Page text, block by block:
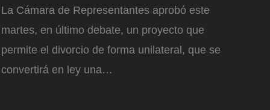
La Cámara de Representantes aprobó este
martes, en último debate, un proyecto que
permite el divorcio de forma unilateral, que se
convertirá en ley una…